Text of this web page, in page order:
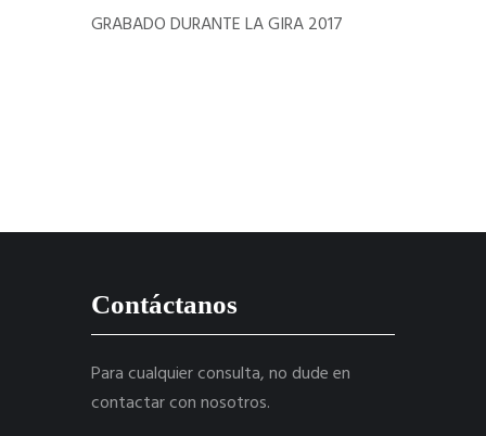
GRABADO DURANTE LA GIRA 2017
Contáctanos
Para cualquier consulta, no dude en
contactar con nosotros.